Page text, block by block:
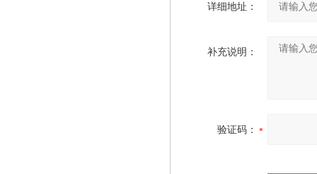
详细地址：
补充说明：
验证码：